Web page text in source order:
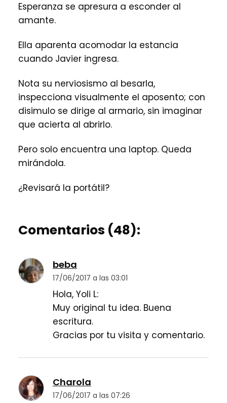
Esperanza se apresura a esconder al
amante.
Ella aparenta acomodar la estancia
cuando Javier ingresa.
Nota su nerviosismo al besarla,
inspecciona visualmente el aposento; con
disimulo se dirige al armario, sin imaginar
que acierta al abrirlo.
Pero solo encuentra una laptop. Queda
mirándola.
¿Revisará la portátil?
Comentarios (48):
beba
17/06/2017 a las 03:01
Hola, Yoli L:
Muy original tu idea. Buena
escritura.
Gracias por tu visita y comentario.
Charola
17/06/2017 a las 07:26